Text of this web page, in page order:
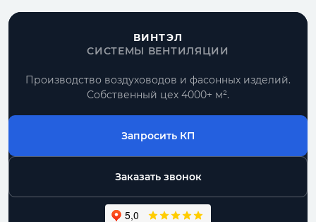
ВИНТЭЛ
СИСТЕМЫ ВЕНТИЛЯЦИИ
Производство воздуховодов и фасонных изделий.
Собственный цех 4000+ м².
Запросить КП
Заказать звонок